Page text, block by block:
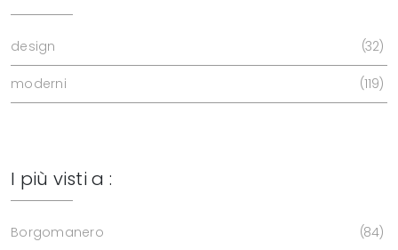
design 32
moderni 119
I più visti a :
Borgomanero 84